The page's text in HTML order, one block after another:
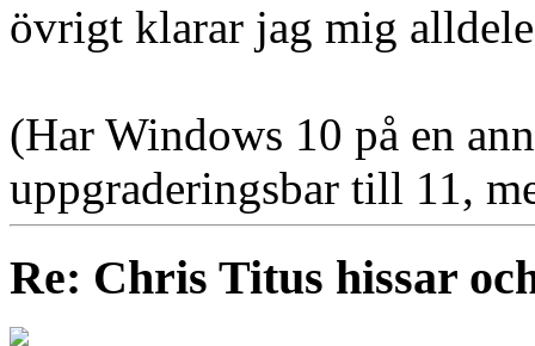
övrigt klarar jag mig
(Har Windows 10 på en
uppgraderingsbar till 11,
Re: Chris Titus hissar